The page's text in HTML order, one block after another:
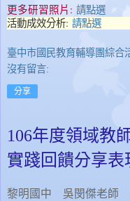
更多研習照片: 請點選
活動成效分析: 請點選
臺中市國民教育輔導團綜合
沒有留言:
分享
106年度領域教
實踐回饋分享表
黎明國中 吳閔傑老師